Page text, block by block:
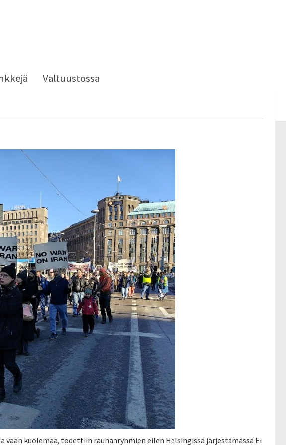
Valtuustossa
kuolemaa, todettiin rauhanryhmien eilen Helsingissä järjestämässä Ei